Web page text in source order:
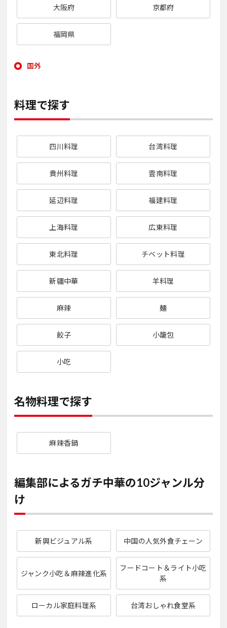
大阪府 京都府
福岡県
国外
料理で探す
四川料理 台湾料理
貴州料理 雲南料理
延辺料理 福建料理
上海料理 広東料理
東北料理 チベット料理
新疆中華 羊料理
麻辣 麺
餃子 小籠包
小吃
名物料理で探す
麻辣香鍋
編集部によるガチ中華の10ジャンル分
け
新興ビジュアル系 中国の人気外食チェーン
ジャンク小吃＆麻辣進化系
フードコート＆ライト小吃
系
ローカル家庭料理系 台湾おしゃれ食堂系